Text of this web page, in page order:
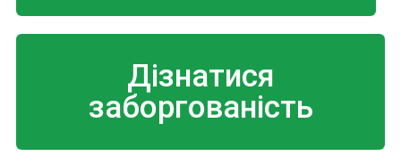
Дізнатися
заборгованість